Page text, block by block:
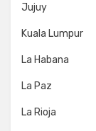
Jujuy
Kuala Lumpur
La Habana
La Paz
La Rioja